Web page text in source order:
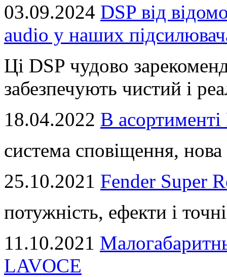
03.09.2024 DSP від
audio у наших
Ці DSP чудово
забезпечують чистий і
18.04.2022 В
система сповіщення,
25.10.2021 Fender Super
потужність, ефекти і
11.10.2021
LAVOCE